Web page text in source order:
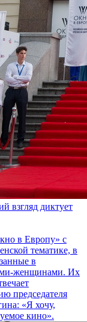
взгляд диктует
в Европу» с
тематике, в
в
женщинами. Их
председателя
«Я хочу,
кино».